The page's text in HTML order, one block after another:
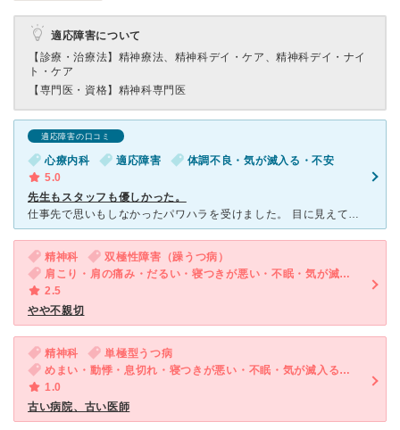
適応障害について
【診療・治療法】 精神療法、精神科デイ・ケア、精神科デイ・ナイ
ト・ケア
【専門医・資格】 精神科専門医
適応障害の口コミ
心療内科 適応障害
体調不良・気が滅入る・不安
5.0
先生もスタッフも優しかった。
仕事先で思いもしなかったパワハラを受けました。 目に見えて悪意のある人だったため、ストレスが溜まってしまいました。 眠れない、不安などが襲ってきてじんましんやかゆみも出ていました。 悩んだ末に病
精神科
双極性障害（躁うつ病）
肩こり・肩の痛み・だるい・寝つきが悪い・不眠・気が滅入る・不安・気分が異常に高揚している
2.5
やや不親切
精神科
単極型うつ病
めまい・動悸・息切れ・寝つきが悪い・不眠・気が滅入る・不安
1.0
古い病院、古い医師